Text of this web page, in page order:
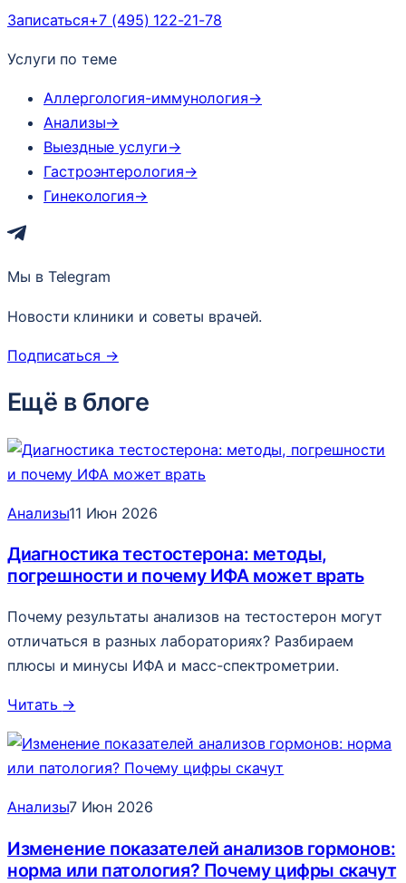
Записаться+7 (495) 122-21-78
Услуги по теме
Аллергология-иммунология→
Анализы→
Выездные услуги→
Гастроэнтерология→
Гинекология→
Мы в Telegram
Новости клиники и советы врачей.
Подписаться →
Ещё в блоге
Анализы11 Июн 2026
Диагностика тестостерона: методы,
погрешности и почему ИФА может врать
Почему результаты анализов на тестостерон могут
отличаться в разных лабораториях? Разбираем
плюсы и минусы ИФА и масс-спектрометрии.
Читать →
Анализы7 Июн 2026
Изменение показателей анализов гормонов:
норма или патология? Почему цифры скачут